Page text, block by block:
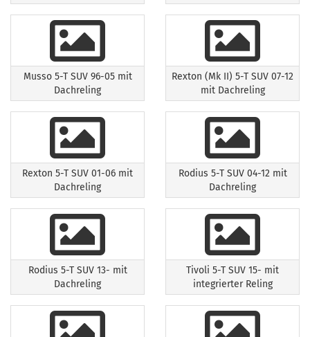
Musso 5-T SUV 96-05 mit
Dachreling
Rexton (Mk II) 5-T SUV 07-12
mit Dachreling
Rexton 5-T SUV 01-06 mit
Dachreling
Rodius 5-T SUV 04-12 mit
Dachreling
Rodius 5-T SUV 13- mit
Dachreling
Tivoli 5-T SUV 15- mit
integrierter Reling